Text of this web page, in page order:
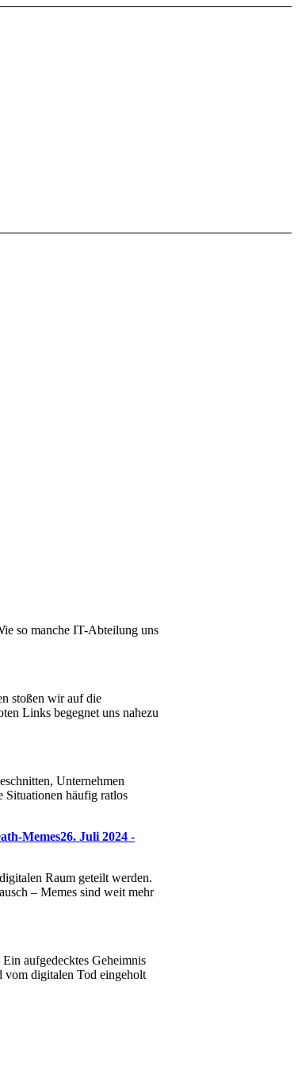
so manche IT-Abteilung uns
stoßen wir auf die
Links begegnet uns nahezu
Unternehmen
Situationen häufig ratlos
Memes26. Juli 2024 -
Raum geteilt werden.
– Memes sind weit mehr
aufgedecktes Geheimnis
vom digitalen Tod eingeholt